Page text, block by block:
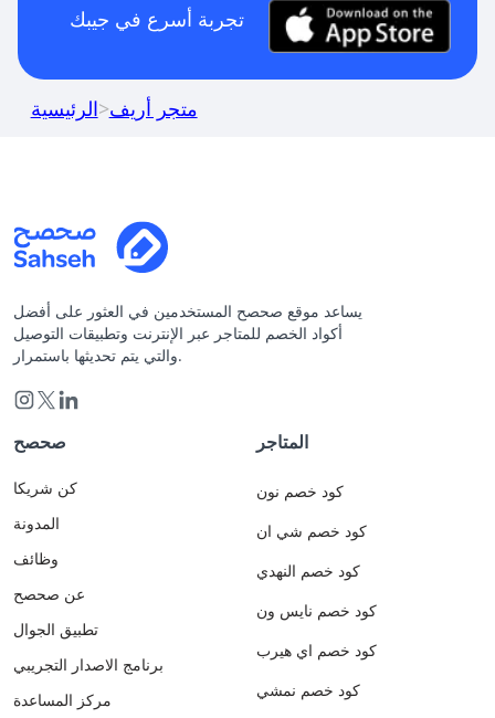
تجربة أسرع في جيبك
الرئيسية>متجر أريف
يساعد موقع صحصح المستخدمين في العثور على أفضل
أكواد الخصم للمتاجر عبر الإنترنت وتطبيقات التوصيل
والتي يتم تحديثها باستمرار.
صحصح
كن شريكا
المدونة
وظائف
عن صحصح
تطبيق الجوال
برنامج الاصدار التجريبي
مركز المساعدة
المتاجر
كود خصم نون
كود خصم شي ان
كود خصم النهدي
كود خصم نايس ون
كود خصم اي هيرب
كود خصم نمشي